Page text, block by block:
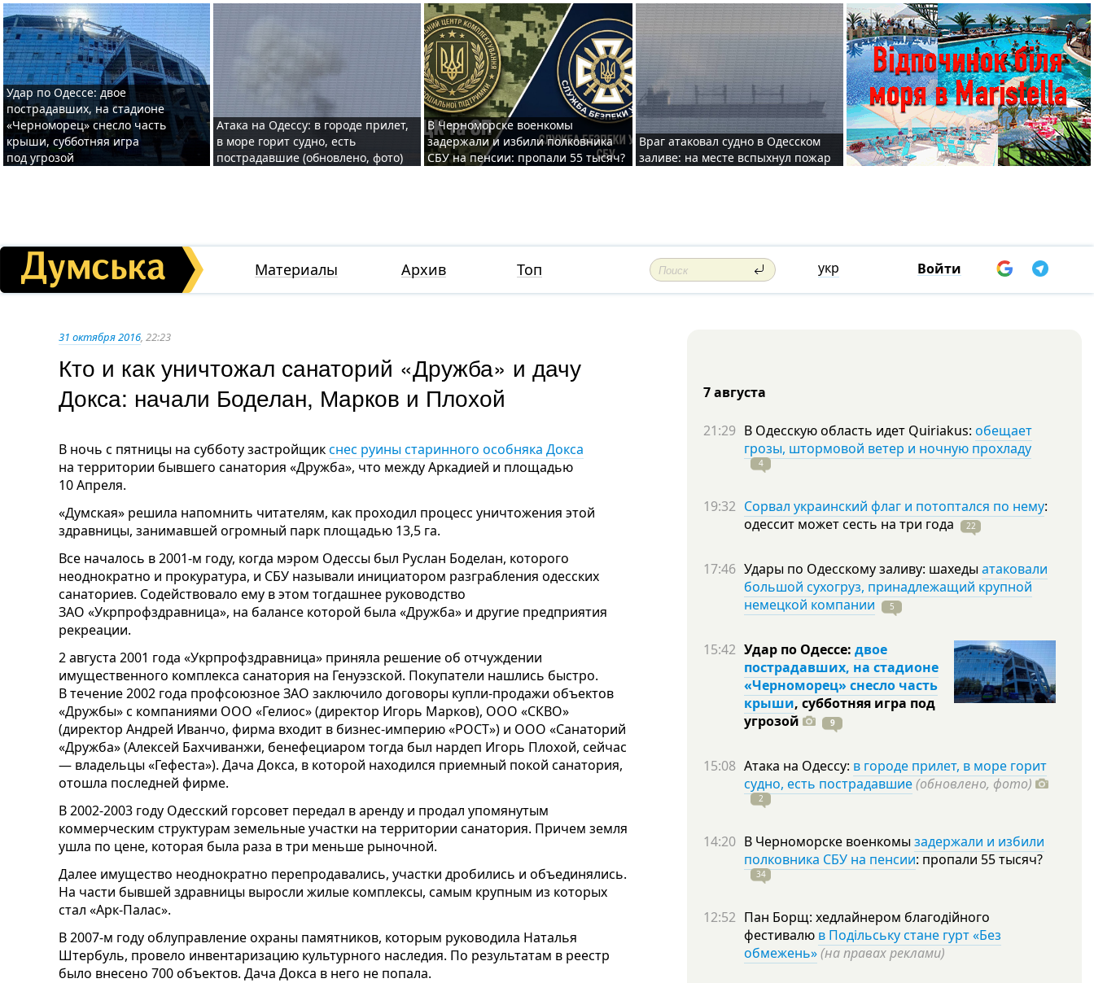
Удар по Одессе: двое
пострадавших, на стадионе
«Черноморец» снесло часть
крыши, субботняя игра
под угрозой
Атака на Одессу: в городе прилет,
в море горит судно, есть
пострадавшие (обновлено, фото)
В Черноморске военкомы
задержали и избили полковника
СБУ на пенсии: пропали 55 тысяч?
Враг атаковал судно в Одесском
заливе: на месте вспыхнул пожар
Материалы Архив Топ укр Войти
31 октября 2016, 22:23
Кто и как уничтожал санаторий «Дружба» и дачу
Докса: начали Боделан, Марков и Плохой
В ночь с пятницы на субботу застройщикснес руины старинного особняка Докса
на территории бывшего санатория «Дружба», что между Аркадией и площадью
10 Апреля.
«Думская» решила напомнить читателям, как проходил процесс уничтожения этой
здравницы, занимавшей огромный парк площадью 13,5 га.
Все началось в 2001-м году, когда мэром Одессы был Руслан Боделан, которого
неоднократно и прокуратура, и СБУ называли инициатором разграбления одесских
санаториев. Содействовало ему в этом тогдашнее руководство
ЗАО «Укрпрофздравница», на балансе которой была «Дружба» и другие предприятия
рекреации.
2 августа 2001 года «Укрпрофздравница» приняла решение об отчуждении
имущественного комплекса санатория на Генуэзской. Покупатели нашлись быстро.
В течение 2002 года профсоюзное ЗАО заключило договоры купли-продажи объектов
«Дружбы» с компаниями ООО «Гелиос» (директор Игорь Марков), ООО «СКВО»
(директор Андрей Иванчо, фирма входит в бизнес-империю «РОСТ») и ООО «Санаторий
«Дружба» (Алексей Бахчиванжи, бенефециаром тогда был нардеп Игорь Плохой, сейчас
— владельцы «Гефеста»). Дача Докса, в которой находился приемный покой санатория,
отошла последней фирме.
В 2002-2003 году Одесский горсовет передал в аренду и продал упомянутым
коммерческим структурам земельные участки на территории санатория. Причем земля
ушла по цене, которая была раза в три меньше рыночной.
Далее имущество неоднократно перепродавались, участки дробились и объединялись.
На части бывшей здравницы выросли жилые комплексы, самым крупным из которых
стал «Арк-Палас».
В 2007-м году облуправление охраны памятников, которым руководила Наталья
Штербуль, провело инвентаризацию культурного наследия. По результатам в реестр
было внесено 700 объектов. Дача Докса в него не попала.
7 августа
21:29 В Одесскую область идет Quiriakus: обещает
грозы, штормовой ветер и ночную прохладу
4
19:32 Сорвал украинский флаг и потоптался по нему:
одессит может сесть на три года 22
17:46 Удары по Одесскому заливу: шахеды атаковали
большой сухогруз, принадлежащий крупной
немецкой компании
5
15:42 Удар по Одессе: двое
пострадавших, на стадионе
«Черноморец» снесло часть
крыши, субботняя игра под
угрозой
9
15:08 Атака на Одессу: в городе прилет, в море горит
судно, есть пострадавшие(обновлено, фото)
2
14:20 В Черноморске военкомы задержали и избили
полковника СБУ на пенсии: пропали 55тысяч?
34
12:52 Пан Борщ: хедлайнером благодійного
фестивалю в Подільську стане гурт «Без
обмежень»(на правах реклами)